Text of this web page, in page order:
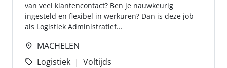
van veel klantencontact? Ben je nauwkeurig
ingesteld en flexibel in werkuren? Dan is deze job
als Logistiek Administratief...
MACHELEN
Logistiek
Voltijds